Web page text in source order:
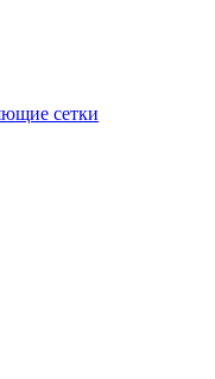
сетки